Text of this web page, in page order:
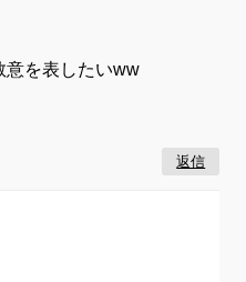
意を表したいww
返信